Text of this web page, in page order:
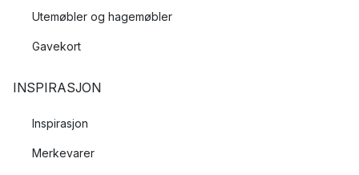
Utemøbler og hagemøbler
Gavekort
INSPIRASJON
Inspirasjon
Merkevarer